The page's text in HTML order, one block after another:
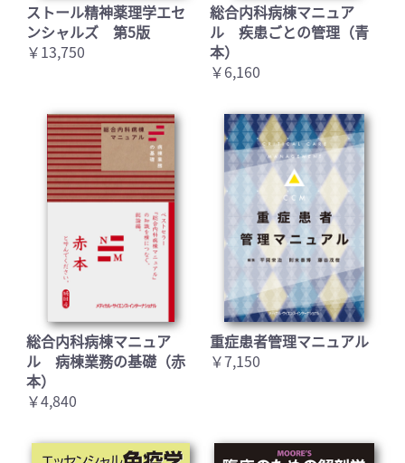
ストール精神薬理学エセ
ンシャルズ 第5版
￥13,750
総合内科病棟マニュア
ル 疾患ごとの管理（青
本）
￥6,160
総合内科病棟マニュア
ル 病棟業務の基礎（赤
本）
￥4,840
重症患者管理マニュアル
￥7,150